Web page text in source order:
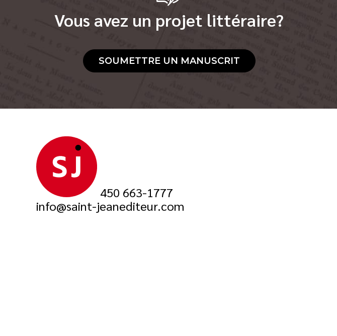
Vous avez un projet littéraire?
SOUMETTRE UN MANUSCRIT
450 663-1777
info@saint-jeanediteur.com